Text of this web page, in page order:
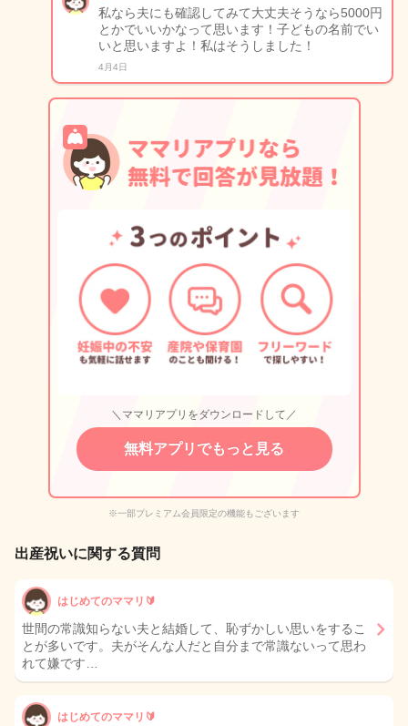
私なら夫にも確認してみて大丈夫そうなら5000円
とかでいいかなって思います！子どもの名前でい
いと思いますよ！私はそうしました！
4月4日
＼ママリアプリをダウンロードして／
無料アプリでもっと見る
※一部プレミアム会員限定の機能もございます
出産祝いに関する質問
はじめてのママリ🔰
世間の常識知らない夫と結婚して、恥ずかしい思いをするこ
とが多いです。夫がそんな人だと自分まで常識ないって思わ
れて嫌です…
はじめてのママリ🔰